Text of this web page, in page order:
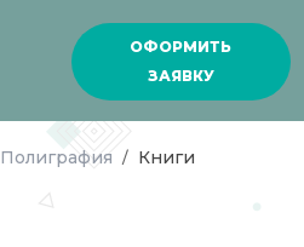
ОФОРМИТЬ
ЗАЯВКУ
Полиграфия / Книги